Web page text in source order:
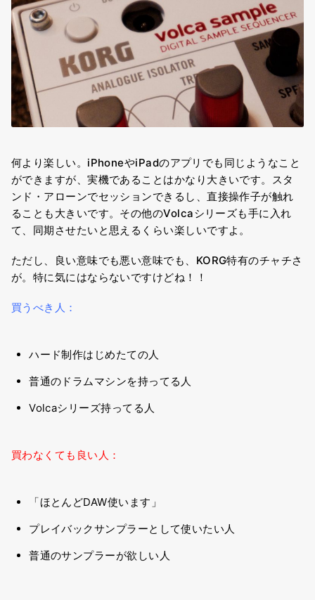
何より楽しい。iPhoneやiPadのアプリでも同じようなこと
ができますが、実機であることはかなり大きいです。スタ
ンド・アローンでセッションできるし、直接操作子が触れ
ることも大きいです。その他のVolcaシリーズも手に入れ
て、同期させたいと思えるくらい楽しいですよ。
ただし、良い意味でも悪い意味でも、KORG特有のチャチさ
が。特に気にはならないですけどね！！
買うべき人：
ハード制作はじめたての人
普通のドラムマシンを持ってる人
Volcaシリーズ持ってる人
買わなくても良い人：
「ほとんどDAW使います」
プレイバックサンプラーとして使いたい人
普通のサンプラーが欲しい人